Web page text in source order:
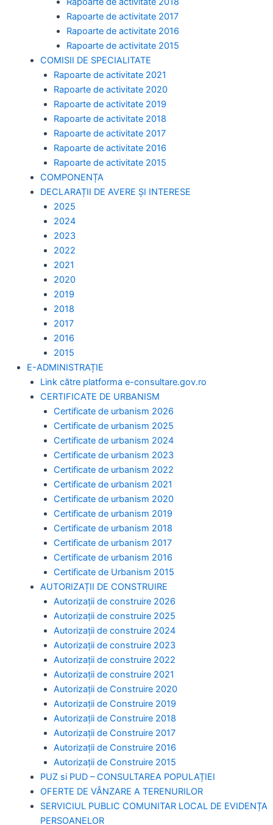
Rapoarte de activitate 2017
Rapoarte de activitate 2016
Rapoarte de activitate 2015
COMISII DE SPECIALITATE
Rapoarte de activitate 2021
Rapoarte de activitate 2020
Rapoarte de activitate 2019
Rapoarte de activitate 2018
Rapoarte de activitate 2017
Rapoarte de activitate 2016
Rapoarte de activitate 2015
COMPONENȚA
DECLARAȚII DE AVERE ȘI INTERESE
2025
2024
2023
2022
2021
2020
2019
2018
2017
2016
2015
E-ADMINISTRAȚIE
Link către platforma e-consultare.gov.ro
CERTIFICATE DE URBANISM
Certificate de urbanism 2026
Certificate de urbanism 2025
Certificate de urbanism 2024
Certificate de urbanism 2023
Certificate de urbanism 2022
Certificate de urbanism 2021
Certificate de urbanism 2020
Certificate de urbanism 2019
Certificate de urbanism 2018
Certificate de urbanism 2017
Certificate de urbanism 2016
Certificate de Urbanism 2015
AUTORIZAȚII DE CONSTRUIRE
Autorizații de construire 2026
Autorizații de construire 2025
Autorizații de construire 2024
Autorizații de construire 2023
Autorizații de construire 2022
Autorizații de construire 2021
Autorizații de Construire 2020
Autorizații de Construire 2019
Autorizaţii de Construire 2018
Autorizaţii de Construire 2017
Autorizaţii de Construire 2016
Autorizaţii de Construire 2015
PUZ si PUD – CONSULTAREA POPULAȚIEI
OFERTE DE VÂNZARE A TERENURILOR
SERVICIUL PUBLIC COMUNITAR LOCAL DE EVIDENȚA
PERSOANELOR